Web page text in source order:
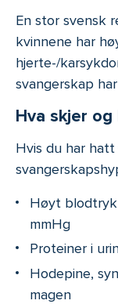
En stor svensk
kvinnene har
hjerte-/
svangerskap
Hva skjer
Hvis du har
Høyt
mmHg
Proteiner i
Hodepine,
magen